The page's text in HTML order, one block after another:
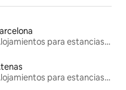
Alojamientos para estancias largas
Alojamientos para estancias largas